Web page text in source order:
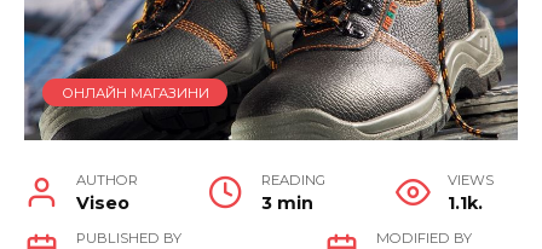
ОНЛАЙН МАГАЗИНИ
AUTHOR
Viseo
READING
3 min
VIEWS
1.1k.
PUBLISHED BY MODIFIED BY